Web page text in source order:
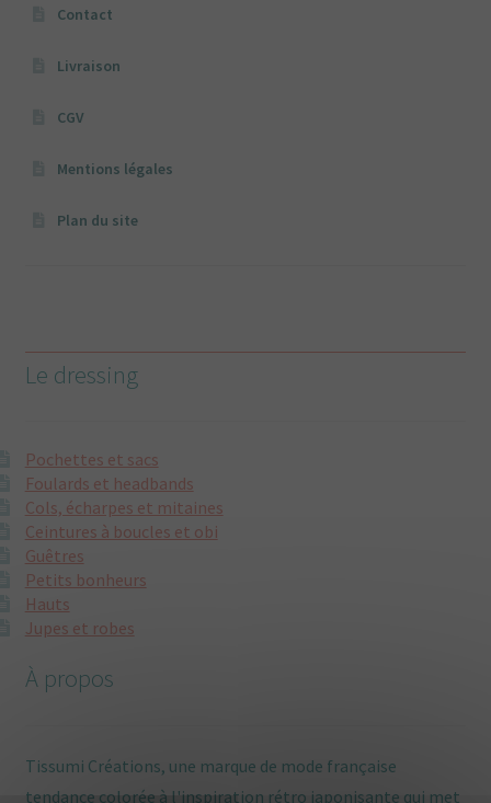
Contact
Livraison
CGV
Mentions légales
Plan du site
Le dressing
Pochettes et sacs
Foulards et headbands
Cols, écharpes et mitaines
Ceintures à boucles et obi
Guêtres
Petits bonheurs
Hauts
Jupes et robes
À propos
Tissumi Créations, une marque de mode française
tendance colorée à l'inspiration rétro japonisante qui met